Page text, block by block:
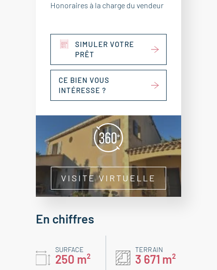
Honoraires à la charge du vendeur
SIMULER VOTRE
PRÊT
CE BIEN VOUS
INTÉRESSE ?
VISITE VIRTUELLE
En chiffres
SURFACE
250 m²
TERRAIN
3 671 m²